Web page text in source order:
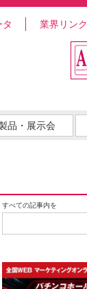
業界リンク
品・展示会
すべての記事内を